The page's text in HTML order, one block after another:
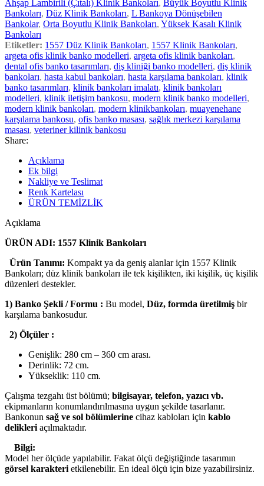
Ahşap Lambirili (Çıtalı) Klinik Bankoları, Büyük Boyutlu Klinik
Bankoları, Düz Klinik Bankoları, L Bankoya Dönüşebilen
Bankolar, Orta Boyutlu Klinik Bankoları, Yüksek Kasalı Klinik
Bankoları
Etiketler: 1557 Düz Klinik Bankoları, 1557 Klinik Bankoları,
argeta ofis klinik banko modelleri, argeta ofis klinik bankoları,
dental ofis banko tasarımları, diş kliniği banko modelleri, diş klinik
bankoları, hasta kabul bankoları, hasta karşılama bankoları, klinik
banko tasarımları, klinik bankoları imalatı, klinik bankoları
modelleri, klinik iletişim bankosu, modern klinik banko modelleri,
modern klinik bankoları, modern klinikbankoları, muayenehane
karşılama bankosu, ofis banko masası, sağlık merkezi karşılama
masası, veteriner kilinik bankosu
Share:
Açıklama
Ek bilgi
Nakliye ve Teslimat
Renk Kartelası
ÜRÜN TEMİZLİK
Açıklama
ÜRÜN ADI: 1557 Klinik Bankoları
Ürün Tanımı: Kompakt ya da geniş alanlar için 1557 Klinik
Bankoları; düz klinik bankoları ile tek kişilikten, iki kişilik, üç kişilik
düzenleri destekler.
1) Banko Şekli / Formu : Bu model, Düz, formda üretilmiş bir
karşılama bankosudur.
2) Ölçüler :
Genişlik: 280 cm – 360 cm arası.
Derinlik: 72 cm.
Yükseklik: 110 cm.
Çalışma tezgahı üst bölümü; bilgisayar, telefon, yazıcı vb.
ekipmanların konumlandırılmasına uygun şekilde tasarlanır.
Bankonun sağ ve sol bölümlerine cihaz kabloları için kablo
delikleri açılmaktadır.
Bilgi:
Model her ölçüde yapılabilir. Fakat ölçü değiştiğinde tasarımın
görsel karakteri etkilenebilir. En ideal ölçü için bize yazabilirsiniz.